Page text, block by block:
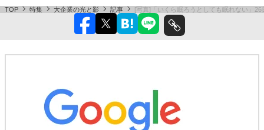
TOP 特集 大企業の光と影 記事 [写真]「いくら眠ろうとしても眠れない」